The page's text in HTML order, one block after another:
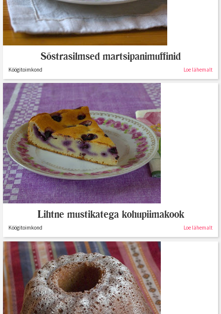
Sõstrasilmsed martsipanimuffinid
Köögitoimkond Loe lähemalt
Lihtne mustikatega kohupiimakook
Köögitoimkond Loe lähemalt